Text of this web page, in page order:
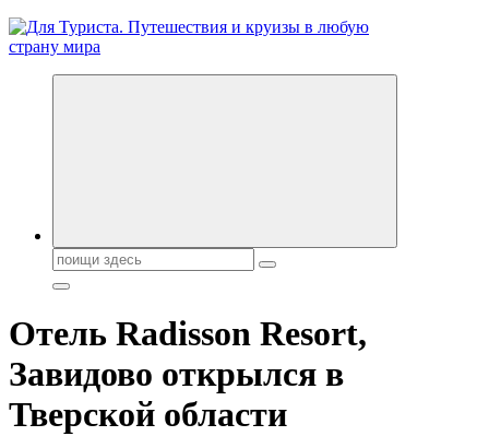
Новости туризма, куда поехать на отдых, где провести отпуск.
Поиск:
Отель Radisson Resort,
Завидово открылся в
Тверской области